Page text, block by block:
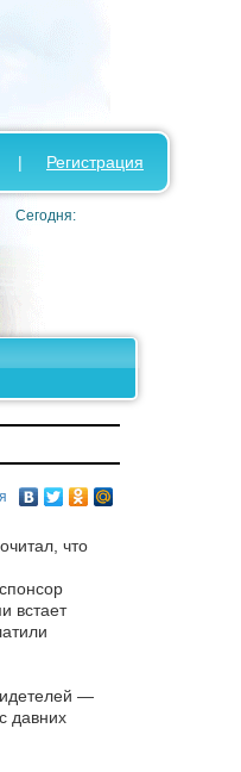
| Регистрация
Сегодня:
что
встает
—
давних